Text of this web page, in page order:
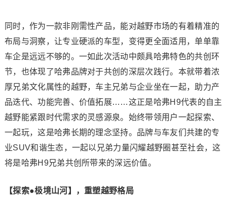
同时，作为一款非刚需性产品，能对越野市场的有着精准的
布局与洞察，让专业硬派的车型，变得更全面适用，单单靠
车企是远远不够的。一如此次活动中颇具哈弗特色的共创环
节，也体现了哈弗品牌对于共创的深层次践行。本就带着浓
厚兄弟文化属性的越野，车主兄弟与企业坐在一起，助力产
品迭代、功能完善、价值拓展……这正是哈弗H9代表的自主
越野能紧跟时代需求的灵感源泉。始终带领用户一起探索、
一起玩，这是哈弗长期的理念坚持。品牌与车友们共建的专
业SUV和谐生态，一起以兄弟力量闪耀越野圈甚至社会，这
将是哈弗H9兄弟共创所带来的深远价值。
【探索●极境山河】，重塑越野格局